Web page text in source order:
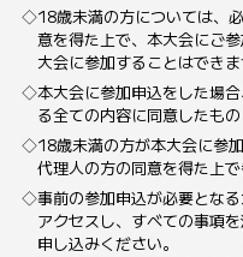
18歳未満の方については、
意を得た上で、本大会にご
大会に参加することはできま
本大会に参加申込をした場
る全ての内容に同意したもの
18歳未満の方が本大会に参
代理人の方の同意を得た上
事前の参加申込が必要とな
アクセスし、すべての事項
申し込みください。